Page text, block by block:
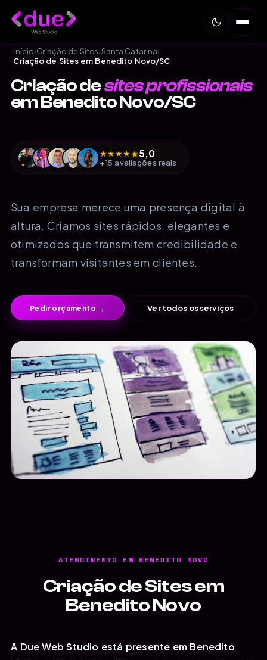
Início›Criação de Sites›Santa Catarina›
Criação de Sites em Benedito Novo/SC
Criação desites profissionais
em Benedito Novo/SC
★★★★★5,0
+15 avaliações reais
Sua empresa merece uma presença digital à
altura. Criamos sites rápidos, elegantes e
otimizados que transmitem credibilidade e
transformam visitantes em clientes.
Pedir orçamento → Ver todos os serviços
ATENDIMENTO EM BENEDITO NOVO
Criação de Sites em
Benedito Novo
A Due Web Studio está presente em Benedito